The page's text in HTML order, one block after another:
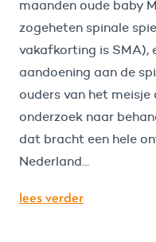
maanden oude baby
zogeheten spinale
vakafkorting is SMA),
aandoening aan de
ouders van het
onderzoek naar
dat bracht een hele
Nederland...
lees verder